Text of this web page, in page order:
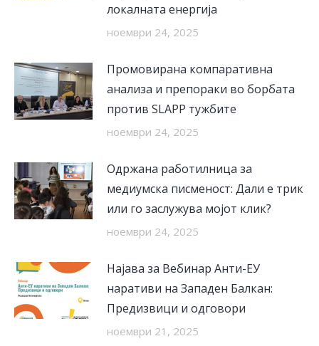
локалната енергија
ноември 24, 2025
Промовирана компаративна
анализа и препораки во борбата
против SLAPP тужбите
ноември 24, 2025
Одржана работилница за
медиумска писменост: Дали е трик
или го заслужува мојот клик?
ноември 24, 2025
Најава за Вебинар Анти-ЕУ
наративи на Западен Балкан:
Предизвици и одговори
ноември 21, 2025